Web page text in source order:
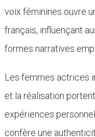
voix féminines ouvre
français, influençant
formes narratives
Les femmes actrices
et la réalisation
expériences
confère une